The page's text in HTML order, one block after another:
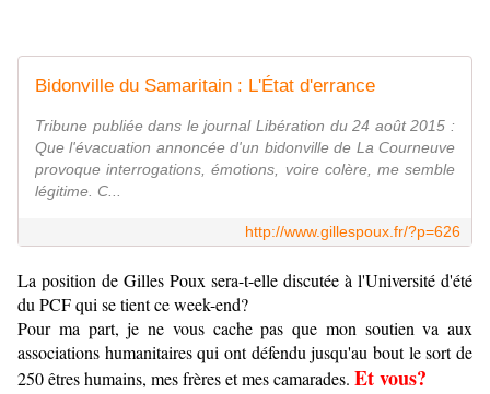
Bidonville du Samaritain : L'État d'errance
Tribune publiée dans le journal Libération du 24 août 2015 :
Que l'évacuation annoncée d'un bidonville de La Courneuve
provoque interrogations, émotions, voire colère, me semble
légitime. C...
http://www.gillespoux.fr/?p=626
La position de Gilles Poux sera-t-elle discutée à l'Université d'été
du PCF qui se tient ce week-end?
Pour ma part, je ne vous cache pas que mon soutien va aux
associations humanitaires qui ont défendu jusqu'au bout le sort de
250 êtres humains, mes frères et mes camarades. Et vous?